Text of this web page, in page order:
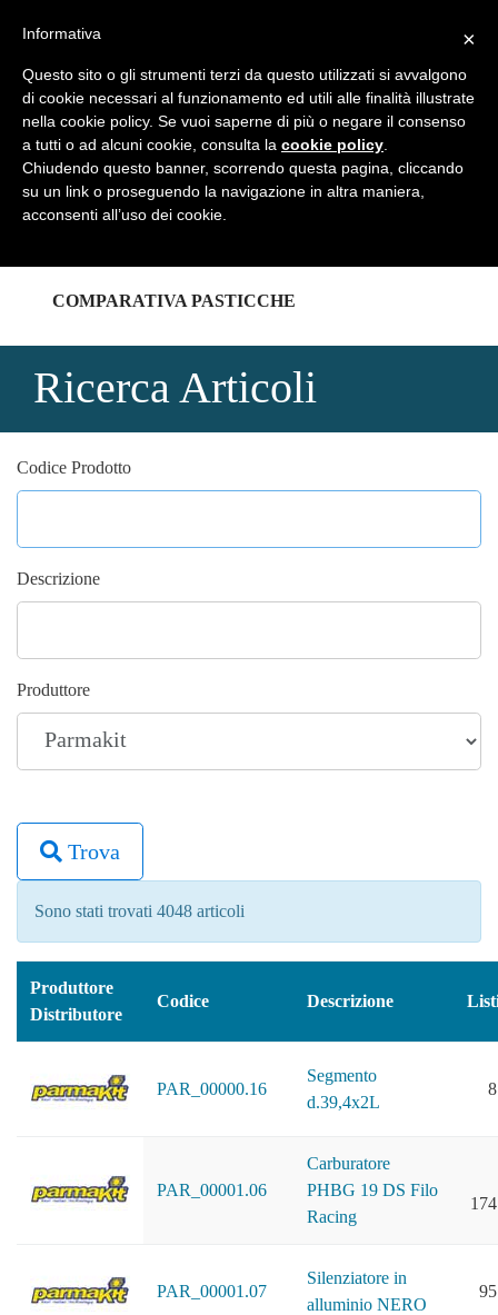
REGISTRATI
HOME
COMPARATIVA PASTICCHE
Ricerca Articoli
Codice Prodotto
Descrizione
Produttore
Trova
Sono stati trovati 4048 articoli
Produttore
Distributore
Codice Descrizione
PAR_00000.16
Segmento
d.39,4x2L
PAR_00001.06
Carburatore
PHBG 19 DS Filo
Racing
PAR_00001.07
Silenziatore in
alluminio NERO
×
Informativa
Questo sito o gli strumenti terzi da questo utilizzati si avvalgono
di cookie necessari al funzionamento ed utili alle finalità illustrate
nella cookie policy. Se vuoi saperne di più o negare il consenso
a tutti o ad alcuni cookie, consulta la cookie policy
Chiudendo questo banner, scorrendo questa pagina, cliccando
su un link o proseguendo la navigazione in altra maniera,
acconsenti all’uso dei cookie.